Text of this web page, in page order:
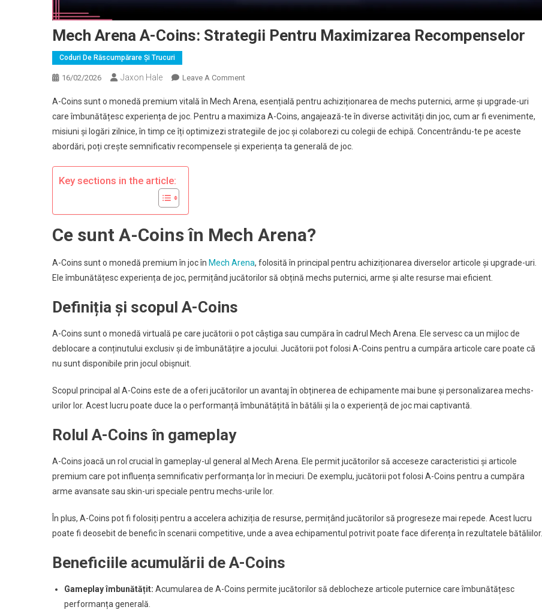
Mech Arena A-Coins: Strategii Pentru Maximizarea Recompenselor
Coduri De Răscumpărare Și Trucuri
16/02/2026 Jaxon Hale Leave A CommentOn
Arena
A-
Coins:
Strategii
A-Coins sunt o monedă premium vitală în Mech Arena, esențială pentru achiziționarea de mechs puternici, arme și upgrade-uri
care îmbunătățesc experiența de joc. Pentru a maximiza A-Coins, angajează-te în diverse activități din joc, cum ar fi evenimente,
misiuni și logări zilnice, în timp ce îți optimizezi strategiile de joc și colaborezi cu colegii de echipă. Concentrându-te pe aceste
abordări, poți crește semnificativ recompensele și experiența ta generală de joc.
Key sections in the article:
Ce sunt A-Coins în Mech Arena?
A-Coins sunt o monedă premium în joc în Mech Arena, folosită în principal pentru achiziționarea diverselor articole și upgrade-uri.
Ele îmbunătățesc experiența de joc, permițând jucătorilor să obțină mechs puternici, arme și alte resurse mai eficient.
Definiția și scopul A-Coins
A-Coins sunt o monedă virtuală pe care jucătorii o pot câștiga sau cumpăra în cadrul Mech Arena. Ele servesc ca un mijloc de
deblocare a conținutului exclusiv și de îmbunătățire a jocului. Jucătorii pot folosi A-Coins pentru a cumpăra articole care poate că
nu sunt disponibile prin jocul obișnuit.
Scopul principal al A-Coins este de a oferi jucătorilor un avantaj în obținerea de echipamente mai bune și personalizarea mechs-
urilor lor. Acest lucru poate duce la o performanță îmbunătățită în bătălii și la o experiență de joc mai captivantă.
Rolul A-Coins în gameplay
A-Coins joacă un rol crucial în gameplay-ul general al Mech Arena. Ele permit jucătorilor să acceseze caracteristici și articole
premium care pot influența semnificativ performanța lor în meciuri. De exemplu, jucătorii pot folosi A-Coins pentru a cumpăra
arme avansate sau skin-uri speciale pentru mechs-urile lor.
În plus, A-Coins pot fi folosiți pentru a accelera achiziția de resurse, permițând jucătorilor să progreseze mai repede. Acest lucru
poate fi deosebit de benefic în scenarii competitive, unde a avea echipamentul potrivit poate face diferența în rezultatele bătăliilor.
Beneficiile acumulării de A-Coins
Gameplay îmbunătățit: Acumularea de A-Coins permite jucătorilor să deblocheze articole puternice care îmbunătățesc
performanța generală.